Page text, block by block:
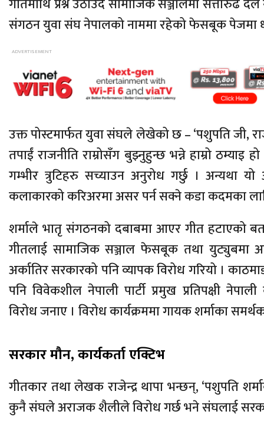
संगठन युवा संघ नेपालको नाममा रहेको फेसबूक पेजमा
उक्त पोस्टमार्फत युवा संघले लेखेको छ – ‘पशुपति जी,
तपाईं राजनीति राम्रोसँग बुझ्नुहुन्छ भन्ने हाम्रो
गम्भीर त्रुटिहरु सच्याउन अनुरोध गर्छु । अन्यथा
कलाकारको करिअरमा असर पर्न सक्ने कडा कदमका
शर्माले भातृ संगठनको दबाबमा आएर गीत हटाएको
गीतलाई सामाजिक सञ्जाल फेसबूक तथा युट्युबमा
अर्कातिर सरकारको पनि व्यापक विरोध गरियो ।
पनि विवेकशील नेपाली पार्टी प्रमुख प्रतिपक्षी
विरोध जनाए । विरोध कार्यक्रममा गायक शर्माका
सरकार मौन, कार्यकर्ता एक्टिभ
गीतकार तथा लेखक राजेन्द्र थापा भन्छन्, ‘पशुपति
कुनै संघले अराजक शैलीले विरोध गर्छ भने संघलाई